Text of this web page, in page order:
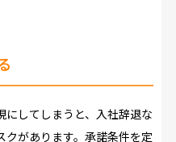
にしてしまうと、入社辞退な
クがあります。承諾条件を定